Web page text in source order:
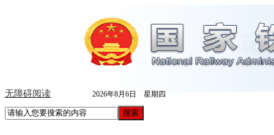
无障碍阅读 2026年8月6日 星期四